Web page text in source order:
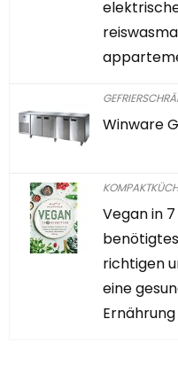
Winware
Vegan in
richtigen
eine
Ernährung